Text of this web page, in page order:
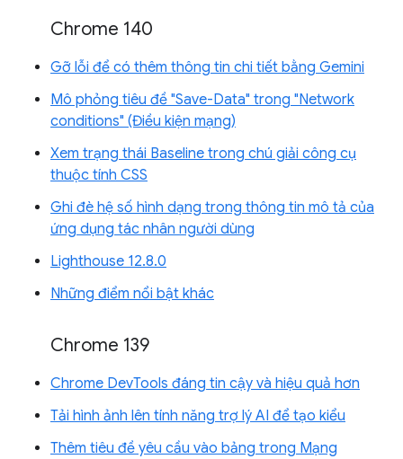
Chrome 140
Gỡ lỗi để có thêm thông tin chi tiết bằng Gemini
Mô phỏng tiêu đề "Save-Data" trong "Network
conditions" (Điều kiện mạng)
Xem trạng thái Baseline trong chú giải công cụ
thuộc tính CSS
Ghi đè hệ số hình dạng trong thông tin mô tả của
ứng dụng tác nhân người dùng
Lighthouse 12.8.0
Những điểm nổi bật khác
Chrome 139
Chrome DevTools đáng tin cậy và hiệu quả hơn
Tải hình ảnh lên tính năng trợ lý AI để tạo kiểu
Thêm tiêu đề yêu cầu vào bảng trong Mạng